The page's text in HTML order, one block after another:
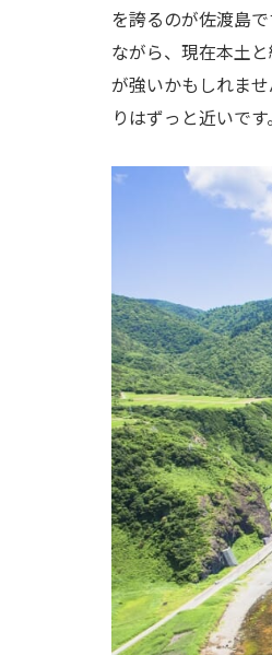
を誇るのが佐渡島
ながら、現在本土
が強いかもしれま
りはずっと近いです。